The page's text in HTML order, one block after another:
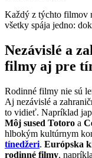
Každý z týchto filmov
všetky spája jedno:
Nezávislé a
filmy aj pre
Rodinné filmy nie sú
Aj nezávislé a
to vidieť. Napríklad
Môj sused Totoro a
hlbokým kultúrnym
tínedžeri. Európska
rodinné filmy,